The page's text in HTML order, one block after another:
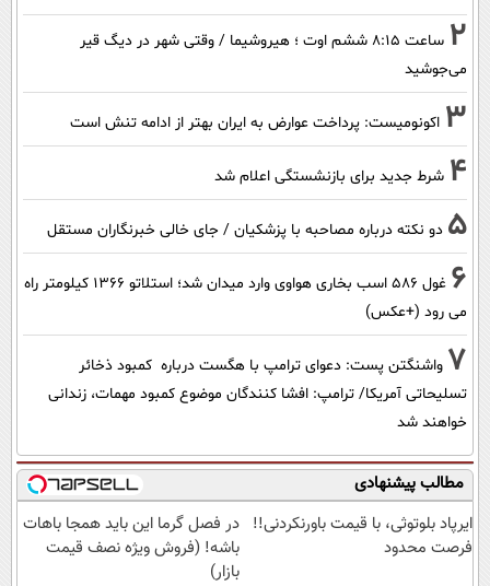
2
ساعت ۸:۱۵ ششم اوت ؛ هیروشیما / وقتی شهر در دیگ قیر
می‌جوشید
3 اکونومیست: پرداخت عوارض به ایران بهتر از ادامه تنش است
4 شرط جدید برای بازنشستگی اعلام شد
5 دو نکته درباره مصاحبه با پزشکیان / جای خالی خبرنگاران مستقل
6
غول 586 اسب بخاری هواوی وارد میدان شد؛ استلاتو 1366 کیلومتر راه
می رود (+عکس)
7 واشنگتن پست: دعوای ترامپ با هگست درباره کمبود ذخائر
تسلیحاتی آمریکا/ ترامپ: افشا کنندگان موضوع کمبود مهمات، زندانی
خواهند شد
مطالب پیشنهادی
ایرپاد بلوتوثی، با قیمت باورنکردنی!!
فرصت محدود
در فصل گرما این باید همجا باهات
باشه! (فروش ویژه نصف قیمت
بازار)